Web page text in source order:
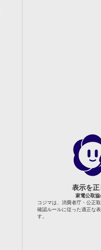
表示を正
家電公取協
コジマは、消費者庁・公正
確認ルールに従った適正な
す。